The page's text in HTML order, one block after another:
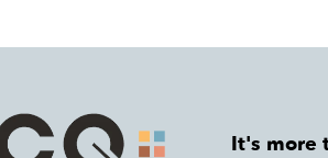
It's more